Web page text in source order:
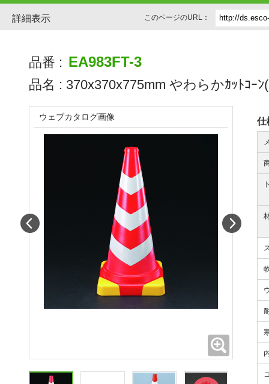
詳細表示 このページのURL：
品番 : EA983FT-3
品名 : 370x370x775mm やわらかｶｯﾄｺｰﾝ
仕
ウェブカタログ画像